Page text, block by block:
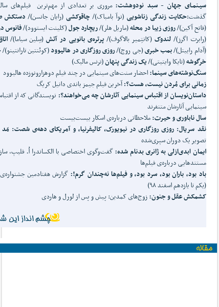
سیـنمـای جهان -سبد نودوهشت:مروری بر تعدادی از مهم‌ترین فیلم‌های
گذشت:حکایت زندگی زناشویی(نوآ بامباک)/ چاقوکشی (رایان جانسن)/ دستکش
(فاتح آکین)/روزی زیبا در محله(ماریل هلر)/ریچارد جول(کلینت ایستوود)/فانوس
(رابرت اگرز)/ لندوک (کانتِمیر بالاگوف)/پرتره‌ی بانویی در آتش (سِلین سیاما)/
(آدام رابیتل)/بمب خبری(جی روچ)/روزی روزگاری در هالیوود(کوئنتین تارانتینو)/
خرگوشه(تایکا وایتیتی)/یک زندگی پنهان(ترنس مالیک)
سنگنوشتههای سینما:احضار سنت‌های سینمایی در چند فیلم دوهزارونوزده هالیوود
زمانی برای مُردن نیست، هست؟:آخرین فیلم جیمز باندی دانیل کریگ
داستاننویسان از اقتباس سینمایی آثارشان چه میخواهند؟: نویسندگانی که از
سینمایی آثارشان متنفرند
سال ناباوری و حیرت:ملاحظاتی درباره‌ی اسکار بیست‌بیست
نقد سریال: روزی روزگاری در نیویورک، کالیفرنیا، و آمریکای دهه‌ی شصت:
تصویر یک دوران سپری‌شده
ایمان ابدیازلی به ژانری بدنام شده: گفت‌و‌گوی اختصاصی با الکساندرا اُ. فلیپ،
مستندهایی درباره‌ی فیلم‌ها
باد بود، باران بود، سرد بود، و فیلمها نهچندان گرم!: گزارش هفتادمین جشنواره‌ی
(یکم تا یازدهم اسفند ۹۸)
کشمکش عقل و جنون: زوج‌های کمدین: پیش و پس از لورل و هاردی